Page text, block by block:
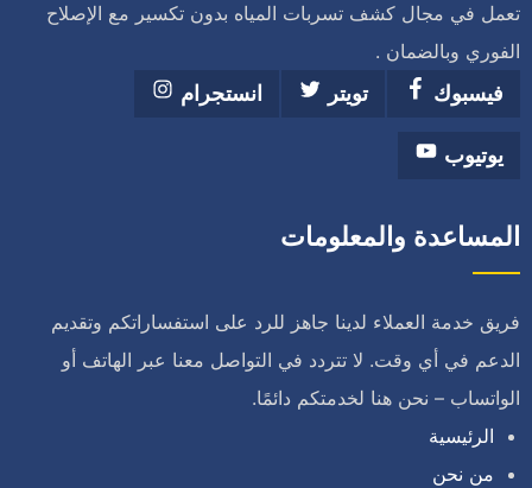
تعمل في مجال كشف تسربات المياه بدون تكسير مع الإصلاح
الفوري وبالضمان .
فيسبوك
تويتر انستجرام
يوتيوب
المساعدة والمعلومات
فريق خدمة العملاء لدينا جاهز للرد على استفساراتكم وتقديم
الدعم في أي وقت. لا تتردد في التواصل معنا عبر الهاتف أو
الواتساب – نحن هنا لخدمتكم دائمًا.
الرئيسية
من نحن